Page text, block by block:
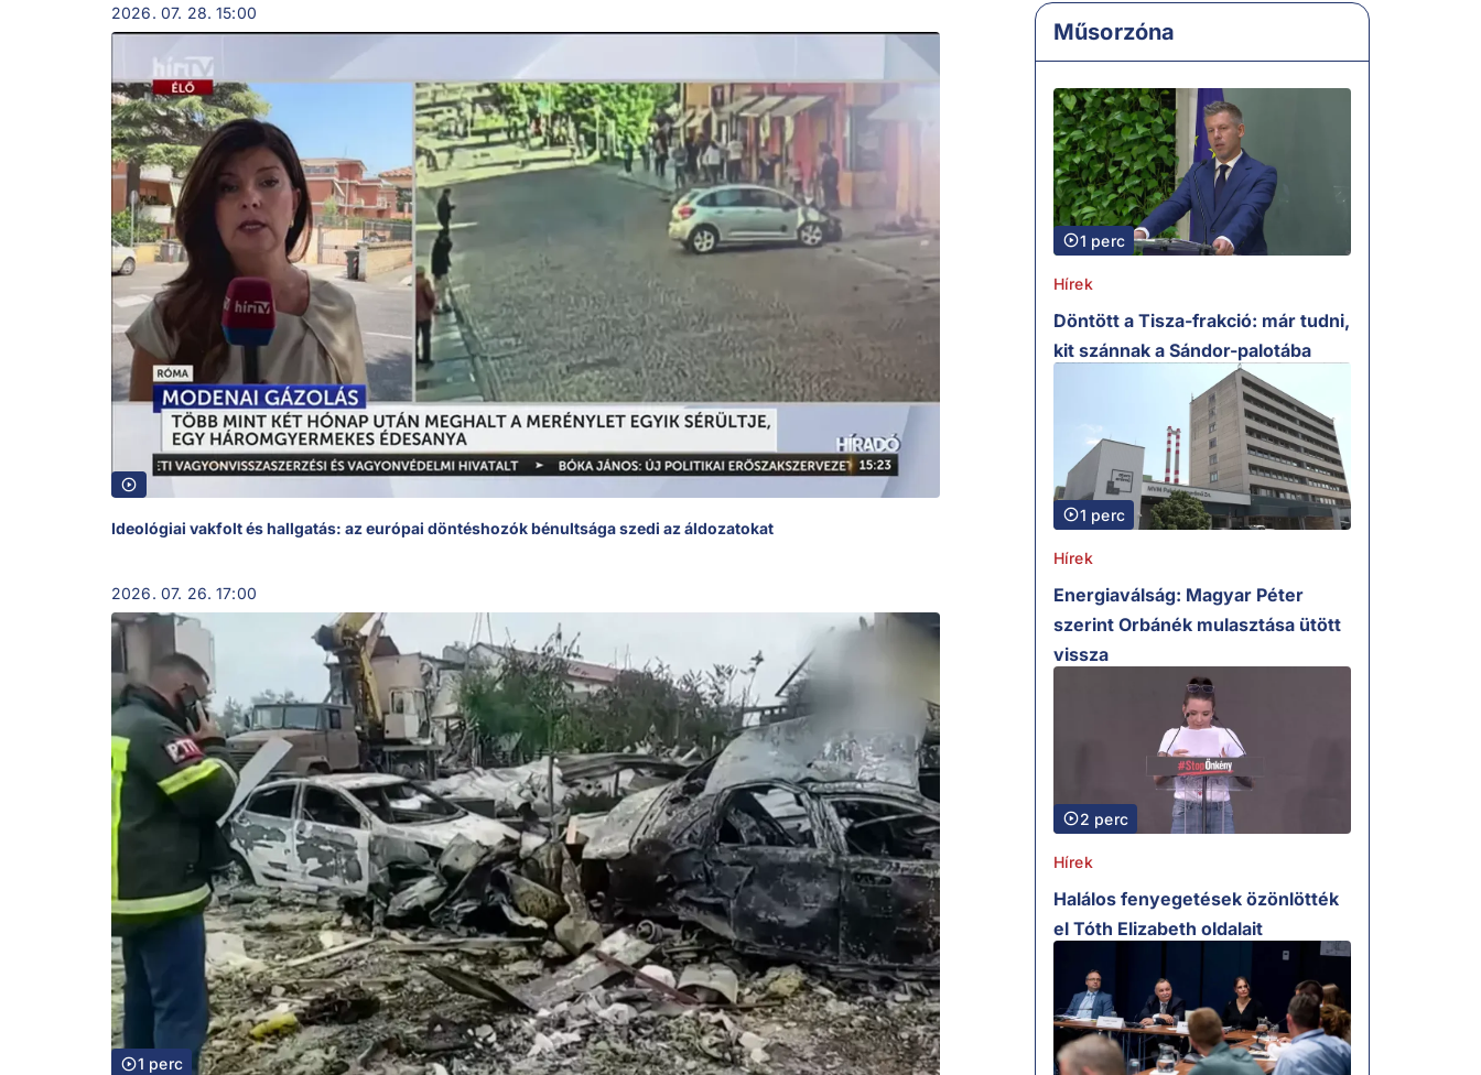
2026. 07. 28. 15:00
Ideológiai vakfolt és hallgatás: az európai döntéshozók bénultsága szedi az áldozatokat
2026. 07. 26. 17:00
1 perc
Műsorzóna
1 perc
Hírek
Döntött a Tisza-frakció: már tudni,
kit szánnak a Sándor-palotába
1 perc
Hírek
Energiaválság: Magyar Péter
szerint Orbánék mulasztása ütött
vissza
2 perc
Hírek
Halálos fenyegetések özönlötték
el Tóth Elizabeth oldalait